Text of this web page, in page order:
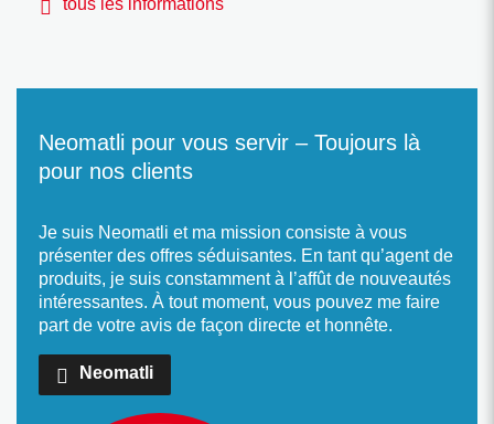
Neomatli pour vous servir – Toujours là
pour nos clients
Je suis Neomatli et ma mission consiste à vous
présenter des offres séduisantes. En tant qu’agent de
produits, je suis constamment à l’affût de nouveautés
intéressantes. À tout moment, vous pouvez me faire
part de votre avis de façon directe et honnête.
Neomatli